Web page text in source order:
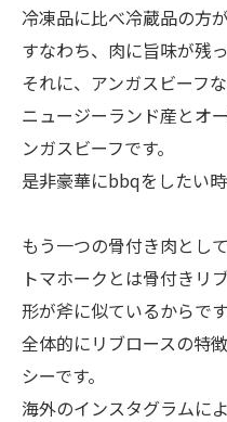
冷凍品に比べ冷蔵品の方
すなわち、肉に旨味が残
それに、アンガスビーフ
ニュージーランド産とオ
ンガスビーフです。
是非豪華にbbqをしたい
もう一つの骨付き肉とし
トマホークとは骨付きリ
形が斧に似ているからです
全体的にリブロースの特
シーです。
海外のインスタグラムに